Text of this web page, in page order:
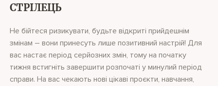
СТРІЛЕЦЬ
Не бійтеся ризикувати, будьте відкриті прийдешнім
змінам – вони принесуть лише позитивний настрій! Для
вас настає період серйозних змін, тому на початку
тижня встигніть завершити розпочаті у минулий період
справи. На вас чекають нові цікаві проєкти, навчання,